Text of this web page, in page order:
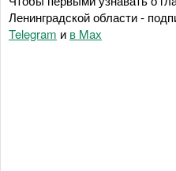
Ленинградской области -
Telegram и в Maх